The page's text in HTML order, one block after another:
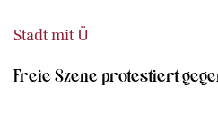
Stadt mit Ü
Freie Szene protestiert